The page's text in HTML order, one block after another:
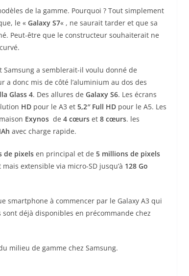
de la gamme. Pourquoi ? Tout simplement
le « Galaxy S7« , ne saurait tarder et que sa
Peut-être que le constructeur souhaiterait ne
Samsung a semblerait-il voulu donné de
a donc mis de côté l’aluminium au dos des
Glass 4. Des allures de Galaxy S6. Les écrans
HD pour le A3 et 5,2″ Full HD pour le A5. Les
Exynos de 4 cœurs et 8 cœurs. les
avec charge rapide.
de pixels en principal et de 5 millions de pixels
extensible via micro-SD jusqu’à 128 Go
smartphone à commencer par le Galaxy A3 qui
sont déjà disponibles en précommande chez
milieu de gamme chez Samsung.